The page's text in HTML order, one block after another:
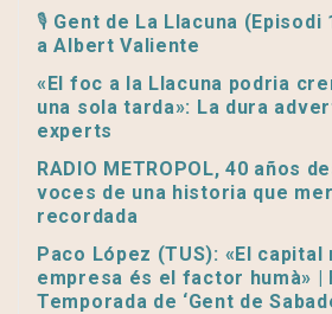
🎙️ Gent de La Llacuna (Episodi
a Albert Valiente
«El foc a la Llacuna podria
una sola tarda»: La dura
experts
RADIO METROPOL, 40 años
voces de una historia que
recordada
Paco López (TUS): «El capital
empresa és el factor humà» |
Temporada de ‘Gent de